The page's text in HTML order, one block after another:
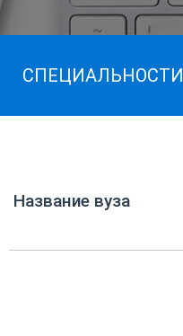
СПЕЦИАЛЬНОСТИ
Название вуза